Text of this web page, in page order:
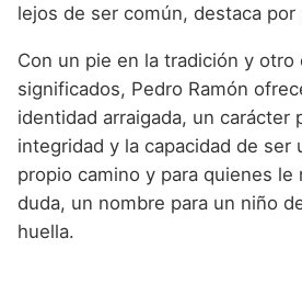
lejos de ser común, destaca
Con un pie en la tradición y otro
significados, Pedro Ramón
identidad arraigada, un carácter
integridad y la capacidad de ser
propio camino y para quienes le
duda, un nombre para un niño
huella.